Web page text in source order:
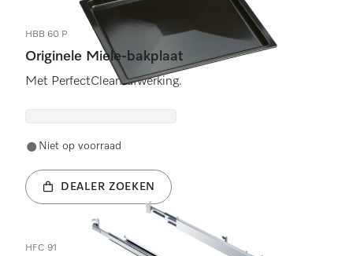
HBB 60 P
Originele Miele-bakplaat
Met PerfectClean-afwerking.
Niet op voorraad
DEALER ZOEKEN
HFC 91